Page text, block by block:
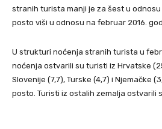
stranih turista manji je za šest u odnosu
posto viši u odnosu na februar 2016.
U strukturi noćenja stranih turista u
noćenja ostvarili su turisti iz Hrvatske
Slovenije (7,7), Turske (4,7) i Njemačke
posto. Turisti iz ostalih zemalja ostvarili